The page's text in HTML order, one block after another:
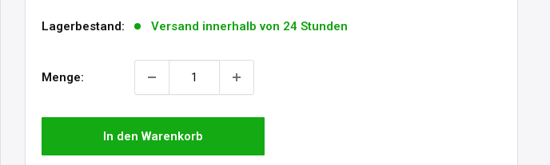
Lagerbestand: Versand innerhalb von 24 Stunden
Menge:
In den Warenkorb